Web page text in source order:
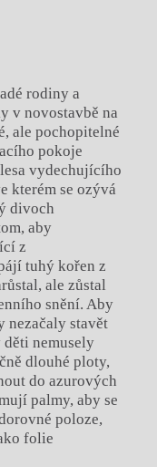
rodiny a
v novostavbě na
ale pochopitelné
pokoje
vydechujícího
kterém se ozývá
divoch
aby
z
tuhý kořen z
ale zůstal
snění. Aby
nezačaly stavět
nemusely
dlouhé ploty,
do azurových
palmy, aby se
poloze,
folie